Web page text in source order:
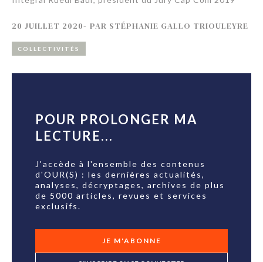
20 JUILLET 2020- PAR STÉPHANIE GALLO TRIOULEYRE
COLLECTIVITÉS
POUR PROLONGER MA
LECTURE...
J'accède à l'ensemble des contenus
d'OUR(S) : les dernières actualités,
analyses, décryptages, archives de plus
de 5000 articles, revues et services
exclusifs.
JE M'ABONNE